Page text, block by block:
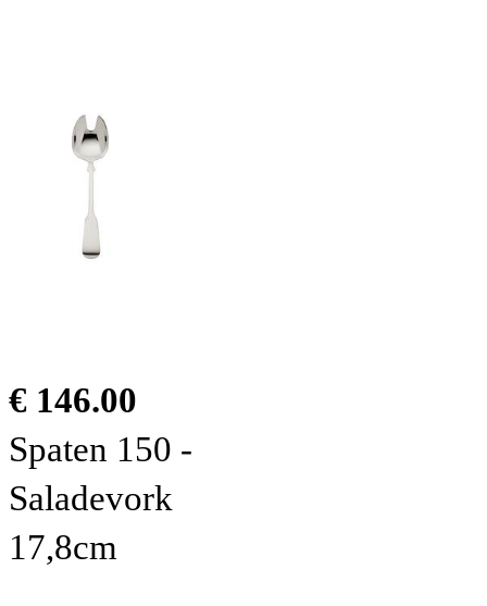
€ 146.00
Spaten 150 -
Saladevork
17,8cm